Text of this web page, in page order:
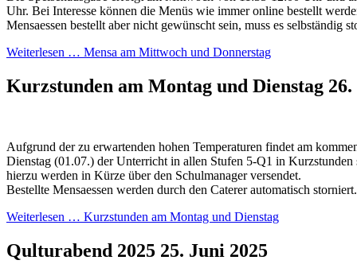
Uhr. Bei Interesse können die Menüs wie immer online bestellt
Mensaessen bestellt aber nicht gewünscht sein, muss es selbständig
Weiterlesen … Mensa am Mittwoch und Donnerstag
Kurzstunden am Montag und Dienstag
Aufgrund der zu erwartenden hohen Temperaturen findet am
Dienstag (01.07.) der Unterricht in allen Stufen 5-Q1 in Kurzstunden
hierzu werden in Kürze über den Schulmanager versendet.
Bestellte Mensaessen werden durch den Caterer automatisch storniert.
Weiterlesen … Kurzstunden am Montag und Dienstag
Qulturabend 2025 25. Juni 2025